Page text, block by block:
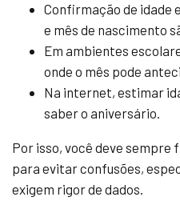
Confirmação de idade
e mês de nascimento
Em ambientes
onde o mês pode
Na internet, estimar
saber o aniversário.
Por isso, você deve
para evitar confusões,
exigem rigor de dados.